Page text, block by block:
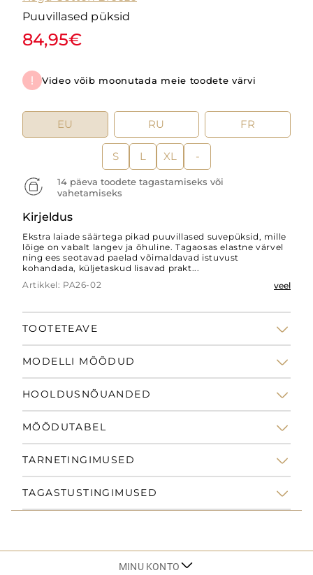
Puuvillased püksid
84,95€
Video võib moonutada meie toodete värvi
EU RU FR
S L XL -
14 päeva toodete tagastamiseks või
vahetamiseks
Kirjeldus
Ekstra laiade säärtega pikad puuvillased suvepüksid, mille
lõige on vabalt langev ja õhuline. Tagaosas elastne värvel
ning ees seotavad paelad võimaldavad istuvust
kohandada, küljetaskud lisavad prakt...
Artikkel: PA26-02
veel
TOOTETEAVE
MODELLI MÕÕDUD
HOOLDUSNÕUANDED
MÕÕDUTABEL
TARNETINGIMUSED
TAGASTUSTINGIMUSED
MINU KONTO